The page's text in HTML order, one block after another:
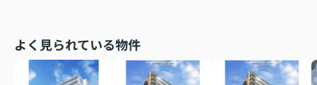
よく見られている物件